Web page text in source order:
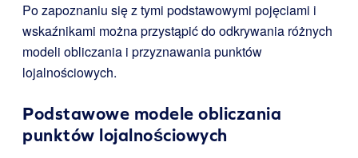
Po zapoznaniu się z tymi podstawowymi pojęciami i
wskaźnikami można przystąpić do odkrywania różnych
modeli obliczania i przyznawania punktów
lojalnościowych.
Podstawowe modele obliczania
punktów lojalnościowych